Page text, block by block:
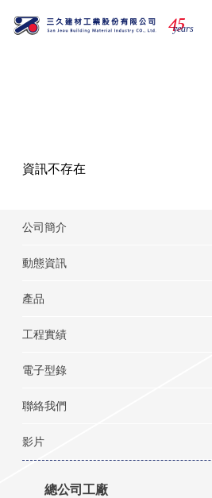
45
years
資訊不存在
公司簡介
動態資訊
產品
工程實績
電子型錄
聯絡我們
影片
總公司工廠